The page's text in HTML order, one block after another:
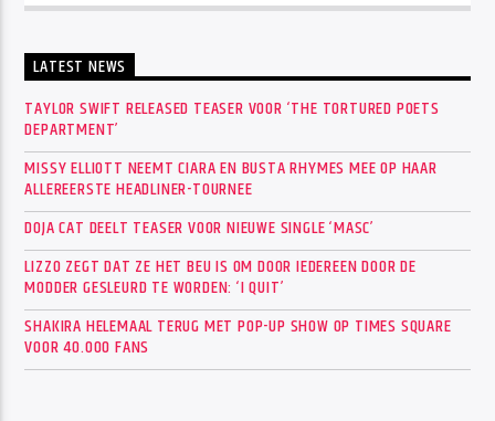
LATEST NEWS
TAYLOR SWIFT RELEASED TEASER VOOR ‘THE TORTURED POETS
DEPARTMENT’
MISSY ELLIOTT NEEMT CIARA EN BUSTA RHYMES MEE OP HAAR
ALLEREERSTE HEADLINER-TOURNEE
DOJA CAT DEELT TEASER VOOR NIEUWE SINGLE ‘MASC’
LIZZO ZEGT DAT ZE HET BEU IS OM DOOR IEDEREEN DOOR DE
MODDER GESLEURD TE WORDEN: ‘I QUIT’
SHAKIRA HELEMAAL TERUG MET POP-UP SHOW OP TIMES SQUARE
VOOR 40.000 FANS